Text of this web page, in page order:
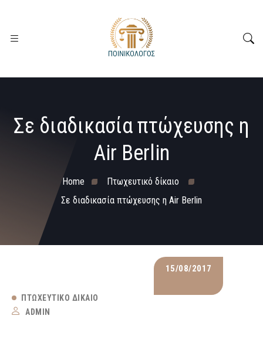
Σε διαδικασία πτώχευσης η
Air Berlin
Home
Πτωχευτικό δίκαιο
Σε διαδικασία πτώχευσης η Air Berlin
15/08/2017
ΠΤΩΧΕΥΤΙΚΌ ΔΊΚΑΙΟ
ADMIN